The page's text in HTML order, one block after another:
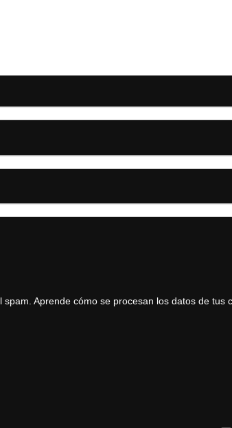
spam. Aprende cómo se procesan los datos de tus